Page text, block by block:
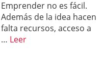
Emprender no es fácil.
Además de la idea hacen
falta recursos, acceso a
… Leer